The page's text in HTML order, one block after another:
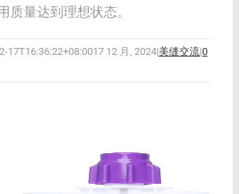
质量达到理想状态。
17T16:36:22+08:0017 12 月, 2024|美缝交流|0